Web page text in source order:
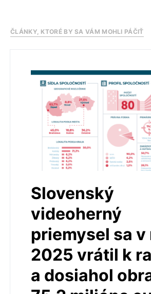
ČLÁNKY, KTORÉ BY SA VÁM MOHLI PÁČIŤ
Slovenský
videoherný
priemysel sa v
2025 vrátil k
a dosiahol